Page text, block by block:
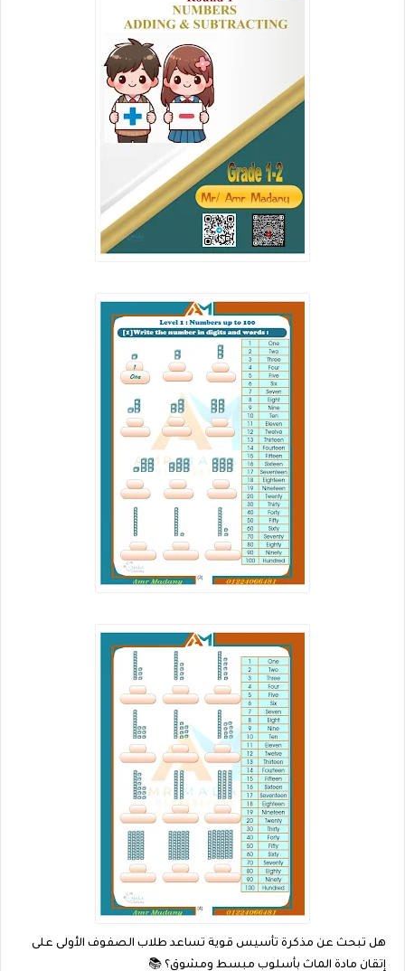
هل تبحث عن مذكرة تأسيس قوية تساعد طلاب الصفوف الأولى على
إتقان مادة الماث بأسلوب مبسط ومشوق؟ 📚